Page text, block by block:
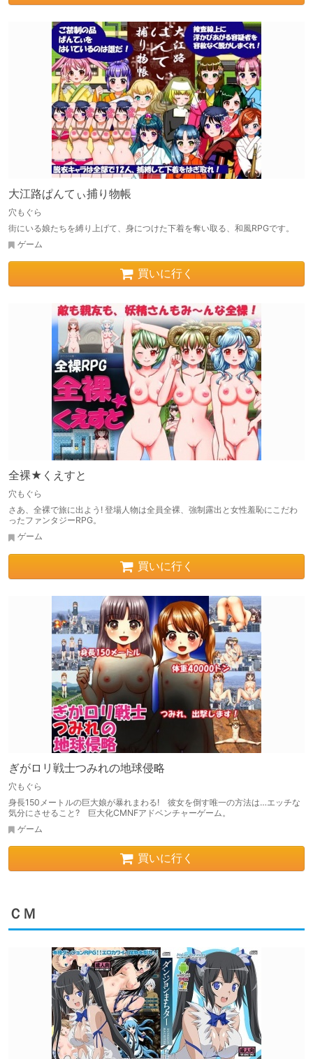
大江路ぱんてぃ捕り物帳
穴もぐら
街にいる娘たちを縛り上げて、身につけた下着を奪い取る、和風RPGです。
ゲーム
買いに行く
全裸★くえすと
穴もぐら
さあ、全裸で旅に出よう! 登場人物は全員全裸、強制露出と女性羞恥にこだわ
ったファンタジーRPG。
ゲーム
買いに行く
ぎがロリ戦士つみれの地球侵略
穴もぐら
身長150メートルの巨大娘が暴れまわる! 彼女を倒す唯一の方法は…エッチな
気分にさせること? 巨大化CMNFアドベンチャーゲーム。
ゲーム
買いに行く
ＣＭ